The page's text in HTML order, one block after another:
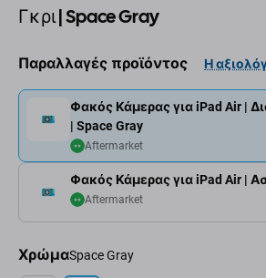
Γκρι | Space Gray
Παραλλαγές προϊόντος Η
Φακός Κάμερας για iPad Air |
Aftermarket
Φακός Κάμερας για iPad Air |
| Space Gray
Aftermarket
ΧρώμαSpace Gray